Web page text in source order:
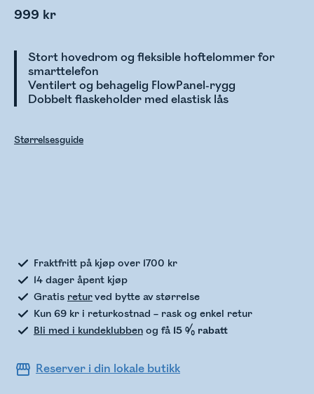
999 kr
Stort hovedrom og fleksible hoftelommer for
smarttelefon
Ventilert og behagelig FlowPanel-rygg
Dobbelt flaskeholder med elastisk lås
Størrelsesguide
Fraktfritt på kjøp over 1700 kr
14 dager åpent kjøp
Gratis returved bytte av størrelse
Kun 69 kr i returkostnad – rask og enkel retur
Bli med i kundeklubben og få 15 % rabatt
Reserver i din lokale butikk